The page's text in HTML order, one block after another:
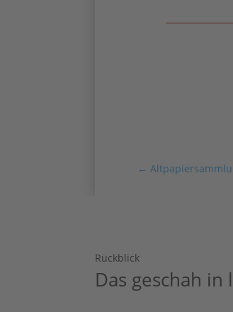
←
Rückblick
Das geschah